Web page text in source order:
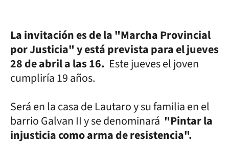
La invitación es de la "Marcha Provincial
por Justicia" y está prevista para el jueves
28 de abril a las 16. Este jueves el joven
cumpliría 19 años.
Será en la casa de Lautaro y su familia en el
barrio Galvan II y se denominará "Pintar la
injusticia como arma de resistencia".